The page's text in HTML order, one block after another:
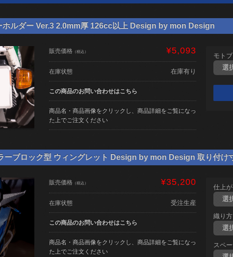
ホルダー Ver.3 2.0mm厚 126cc以上 Design by mon Design
販売価格 （税込） ¥5,093
在庫状態 在庫有り
この商品のお問い合わせはこちら
商品名・商品画像をクリックし、商品詳細をご覧になっ
た上でご注文ください
モト
ーブロック型 ウィングレット Design by mon Design 取り付け
販売価格 （税込） ¥35,200
在庫状態 受注生産
この商品のお問い合わせはこちら
商品名・商品画像をクリックし、商品詳細をご覧になっ
た上でご注文ください
仕上が
織り方
スペ